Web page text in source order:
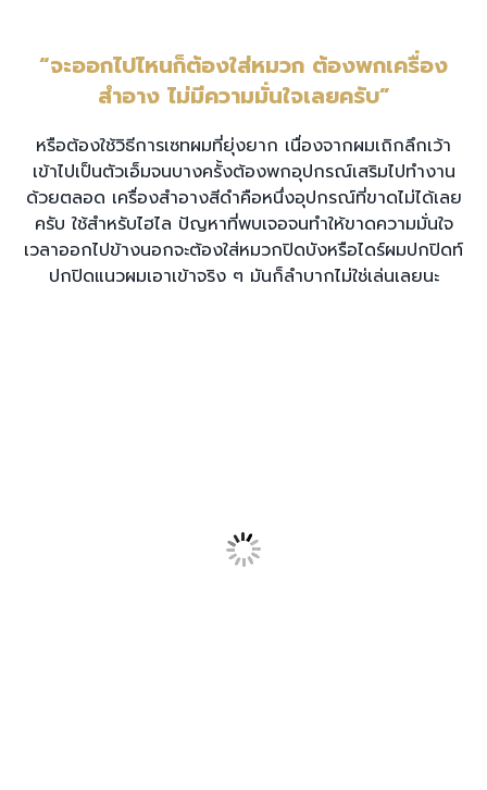
“จะออกไปไหนก็ต้องใส่หมวก ต้องพกเครื่อง
สำอาง ไม่มีความมั่นใจเลยครับ”
หรือต้องใช้วิธีการเซทผมที่ยุ่งยาก เนื่องจากผมเถิกลึกเว้า
เข้าไปเป็นตัวเอ็มจนบางครั้งต้องพกอุปกรณ์เสริมไปทำงาน
ด้วยตลอด เครื่องสำอางสีดำคือหนึ่งอุปกรณ์ที่ขาดไม่ได้เลย
ครับ ใช้สำหรับไฮไล ปัญหาที่พบเจอจนทำให้ขาดความมั่นใจ
เวลาออกไปข้างนอกจะต้องใส่หมวกปิดบังหรือไดร์ผมปกปิดท์
ปกปิดแนวผมเอาเข้าจริง ๆ มันก็ลำบากไม่ใช่เล่นเลยนะ